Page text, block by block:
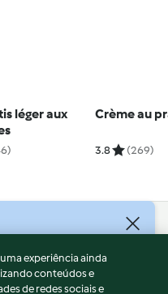
léger aux
Crème au
3.8 (269)
experiência ainda
conteúdos e
de redes sociais e